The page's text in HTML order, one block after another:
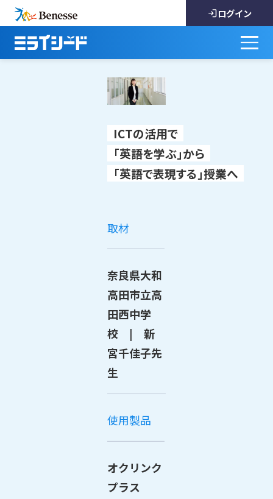
ログイン
ICTの活用で
「英語を学ぶ」から
「英語で表現する」授業へ
取材
奈良県大和
高田市立高
田西中学
校 | 新
宮千佳子先
生
使用製品
オクリンク
プラス